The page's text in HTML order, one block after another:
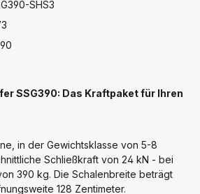
SHS3
SSG390: Das Kraftpaket für Ihren
in der Gewichtsklasse von 5-8
Schließkraft von 24 kN - bei
390 kg. Die Schalenbreite beträgt
128 Zentimeter.